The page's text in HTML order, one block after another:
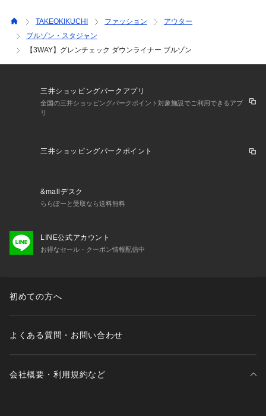
【おすすめスタイリング】
スーツやジャケパンのスタイリング～オフシーンのカジュアル
着として幅広い汎用性のあるスタイリングが可能です。
黒のブルゾンに、インナーニットはブラウンを合わせたスタイ
ルがおすすめです。
※照明の関係により、実際よりも色味が違って見える場合があ
TAKEOKIKUCHI ファッション
アウター
ブルゾン・スタジャン
【3WAY】グレンチェック ダウンライナー ブルゾン
三井ショッピングパークアプリ
全国の三井ショッピングパークポイント対象施設でご利用できるアプ
リ
三井ショッピングパークポイント
&mallデスク
ららぽーと受取なら送料無料
LINE公式アカウント
お得なセール・クーポン情報配信中
初めての方へ
よくある質問・お問い合わせ
会社概要・利用規約など